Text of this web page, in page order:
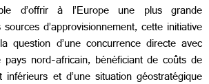
d’offrir à l’Europe une plus grande
d’approvisionnement, cette initiative
question d’une concurrence directe avec
pays nord-africain, bénéficiant de coûts de
inférieurs et d’une situation géostratégique